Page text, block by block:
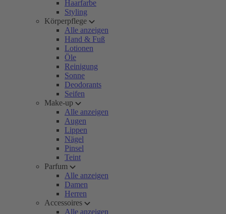
Haarfarbe
Styling
Körperpflege
Alle anzeigen
Hand & Fuß
Lotionen
Öle
Reinigung
Sonne
Deodorants
Seifen
Make-up
Alle anzeigen
Augen
Lippen
Nägel
Pinsel
Teint
Parfum
Alle anzeigen
Damen
Herren
Accessoires
Alle anzeigen